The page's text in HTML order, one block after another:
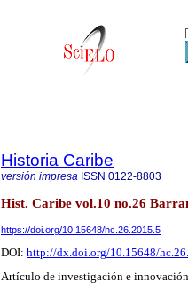
Historia Caribe
versión impresa ISSN 0122-8803
Hist. Caribe vol.10 no.26
https://doi.org/10.15648/hc.26.2015.5
DOI: http://dx.doi.org/10.15648/
Artículo de investigación e innovación